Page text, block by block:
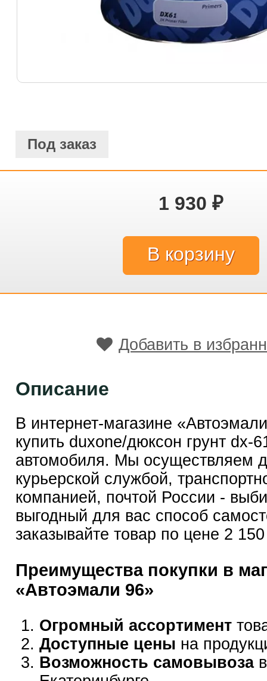
Под заказ
1 930 ₽
Добавить в
Описание
В интернет-магазине
купить duxone/дюксон грунт dx-
автомобиля. Мы осуществляем
курьерской службой,
компанией, почтой России -
выгодный для вас способ
заказывайте товар по цене 2
Преимущества покупки в
«Автоэмали 96»
Огромный ассортимент
Доступные цены на
Возможность самовывозав